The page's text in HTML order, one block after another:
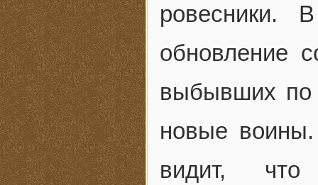
ровесники.
обновление
выбывших по
новые
видит, что